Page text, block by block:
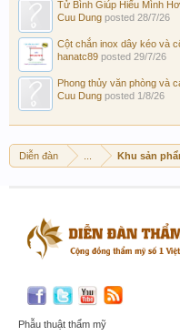
Tử Bình Giúp Hiểu Mình
Cuu Dung posted 28/7/26
Cột chắn inox dây kéo và
hanatc89 posted 29/7/26
Phong thủy văn phòng và
Cuu Dung posted 1/8/26
Diễn đàn Khu sản
Phẫu thuật thẩm mỹ